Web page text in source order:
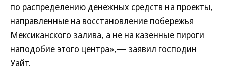
по распределению денежных средств на проекты,
направленные на восстановление побережья
Мексиканского залива, а не на казенные пироги
наподобие этого центра»,— заявил господин
Уайт.